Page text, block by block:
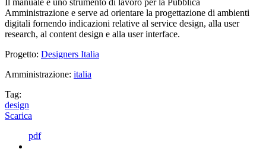
Il manuale è uno strumento di lavoro per la Pubblica
Amministrazione e serve ad orientare la progettazione di ambienti
digitali fornendo indicazioni relative al service design, alla user
research, al content design e alla user interface.
Progetto: Designers Italia
Amministrazione: italia
Tag:
design
Scarica
pdf